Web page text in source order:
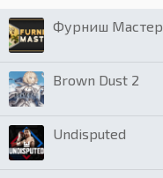
Фурниш Мастер
Brown Dust 2
Undisputed